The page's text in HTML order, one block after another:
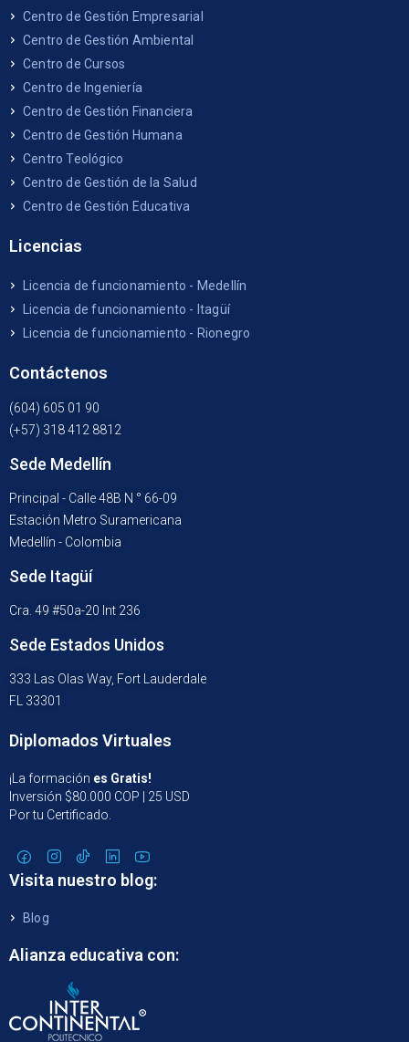
Centro de Gestión Empresarial
Centro de Gestión Ambiental
Centro de Cursos
Centro de Ingeniería
Centro de Gestión Financiera
Centro de Gestión Humana
Centro Teológico
Centro de Gestión de la Salud
Centro de Gestión Educativa
Licencias
Licencia de funcionamiento - Medellín
Licencia de funcionamiento - Itagüí
Licencia de funcionamiento - Rionegro
Contáctenos
(604) 605 01 90
(+57) 318 412 8812
Sede Medellín
Principal - Calle 48B N ° 66-09
Estación Metro Suramericana
Medellín - Colombia
Sede Itagüí
Cra. 49 #50a-20 Int 236
Sede Estados Unidos
333 Las Olas Way, Fort Lauderdale
FL 33301
Diplomados Virtuales
¡La formación es Gratis!
Inversión $80.000 COP | 25 USD
Por tu Certificado.
Visita nuestro blog:
Blog
Alianza educativa con: